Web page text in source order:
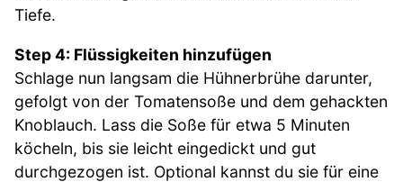
Tiefe.
Step 4: Flüssigkeiten hinzufügen
Schlage nun langsam die Hühnerbrühe darunter,
gefolgt von der Tomatensoße und dem gehackten
Knoblauch. Lass die Soße für etwa 5 Minuten
köcheln, bis sie leicht eingedickt und gut
durchgezogen ist. Optional kannst du sie für eine